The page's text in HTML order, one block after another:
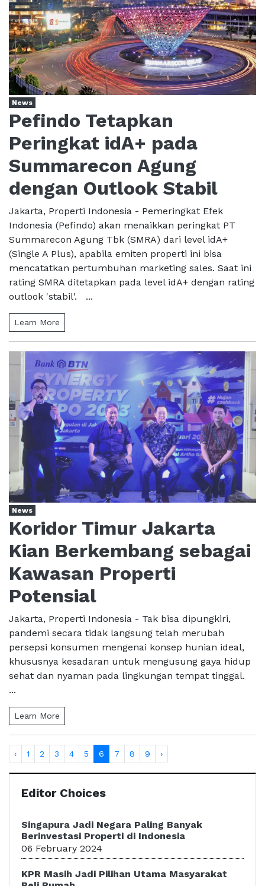
News
Pefindo Tetapkan
Peringkat idA+ pada
Summarecon Agung
dengan Outlook Stabil
Jakarta, Properti Indonesia - Pemeringkat Efek
Indonesia (Pefindo) akan menaikkan peringkat PT
Summarecon Agung Tbk (SMRA) dari level idA+
(Single A Plus), apabila emiten properti ini bisa
mencatatkan pertumbuhan marketing sales. Saat ini
rating SMRA ditetapkan pada level idA+ dengan rating
outlook 'stabil'. ...
Learn More
News
Koridor Timur Jakarta
Kian Berkembang sebagai
Kawasan Properti
Potensial
Jakarta, Properti Indonesia - Tak bisa dipungkiri,
pandemi secara tidak langsung telah merubah
persepsi konsumen mengenai konsep hunian ideal,
khususnya kesadaran untuk mengusung gaya hidup
sehat dan nyaman pada lingkungan tempat tinggal.
...
Learn More
‹ 1 2 3 4 5 6 7 8 9 ›
Editor Choices
Singapura Jadi Negara Paling Banyak
Berinvestasi Properti di Indonesia
06 February 2024
KPR Masih Jadi Pilihan Utama Masyarakat